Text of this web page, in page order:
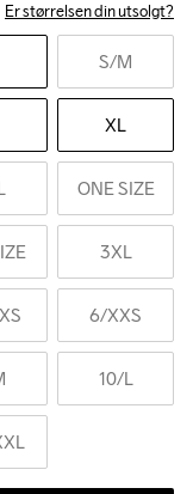
Er størrelsen din utsolgt?
S/M
XL
ONE SIZE
3XL
6/XXS
10/L